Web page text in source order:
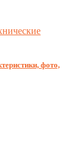
фото,